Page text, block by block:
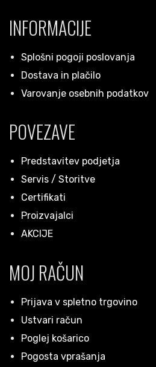
INFORMACIJE
Splošni pogoji poslovanja
Dostava in plačilo
Varovanje osebnih podatkov
POVEZAVE
Predstavitev podjetja
Servis / Storitve
Certifikati
Proizvajalci
AKCIJE
MOJ RAČUN
Prijava v spletno trgovino
Ustvari račun
Poglej košarico
Pogosta vprašanja